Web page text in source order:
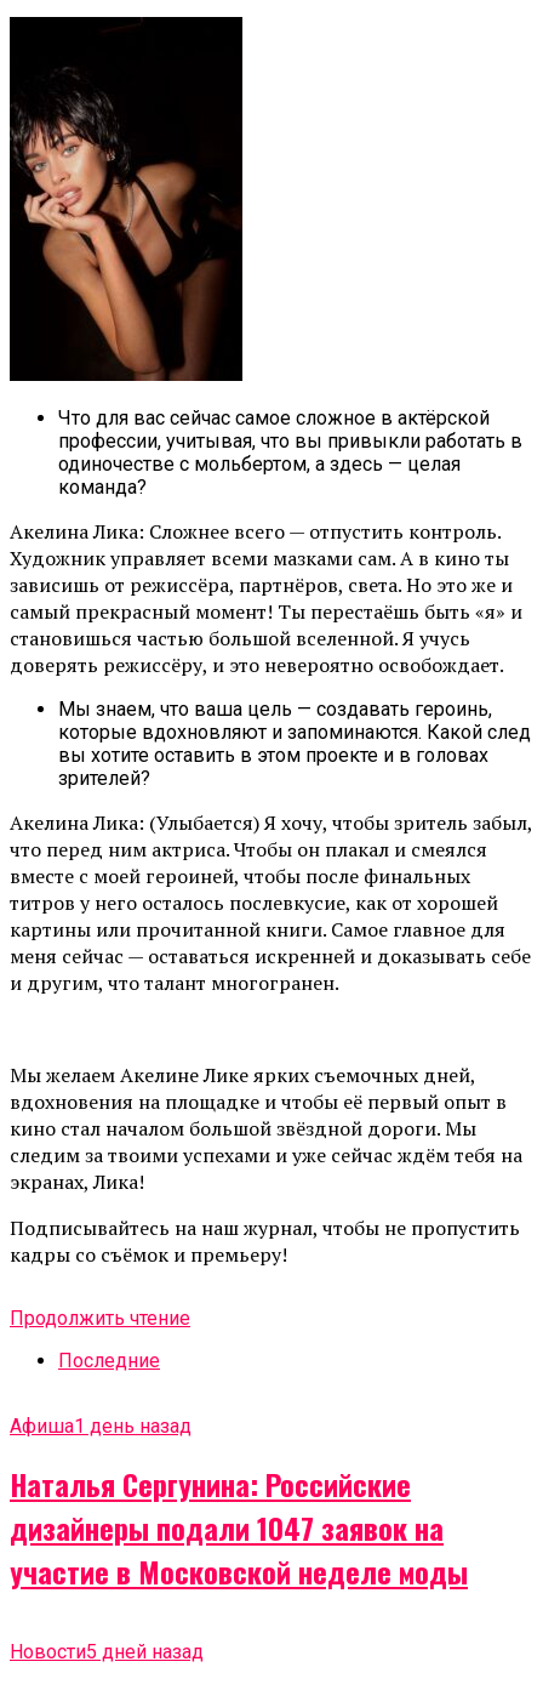
Что для вас сейчас самое сложное в актёрской
профессии, учитывая, что вы привыкли работать в
одиночестве с мольбертом, а здесь — целая
команда?
Акелина Лика: Сложнее всего — отпустить контроль.
Художник управляет всеми мазками сам. А в кино ты
зависишь от режиссёра, партнёров, света. Но это же и
самый прекрасный момент! Ты перестаёшь быть «я» и
становишься частью большой вселенной. Я учусь
доверять режиссёру, и это невероятно освобождает.
Мы знаем, что ваша цель — создавать героинь,
которые вдохновляют и запоминаются. Какой след
вы хотите оставить в этом проекте и в головах
зрителей?
Акелина Лика: (Улыбается) Я хочу, чтобы зритель забыл,
что перед ним актриса. Чтобы он плакал и смеялся
вместе с моей героиней, чтобы после финальных
титров у него осталось послевкусие, как от хорошей
картины или прочитанной книги. Самое главное для
меня сейчас — оставаться искренней и доказывать себе
и другим, что талант многогранен.
Мы желаем Акелине Лике ярких съемочных дней,
вдохновения на площадке и чтобы её первый опыт в
кино стал началом большой звёздной дороги. Мы
следим за твоими успехами и уже сейчас ждём тебя на
экранах, Лика!
Подписывайтесь на наш журнал, чтобы не пропустить
кадры со съёмок и премьеру!
Продолжить чтение
Последние
Афиша1 день назад
Наталья Сергунина: Российские
дизайнеры подали 1047 заявок на
участие в Московской неделе моды
Новости5 дней назад